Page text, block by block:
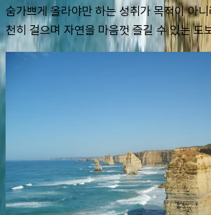
숨가쁘게 올라야만 하는 성취가 목적이 아니
천히 걸으며 자연을 마음껏 즐길 수 있는 도